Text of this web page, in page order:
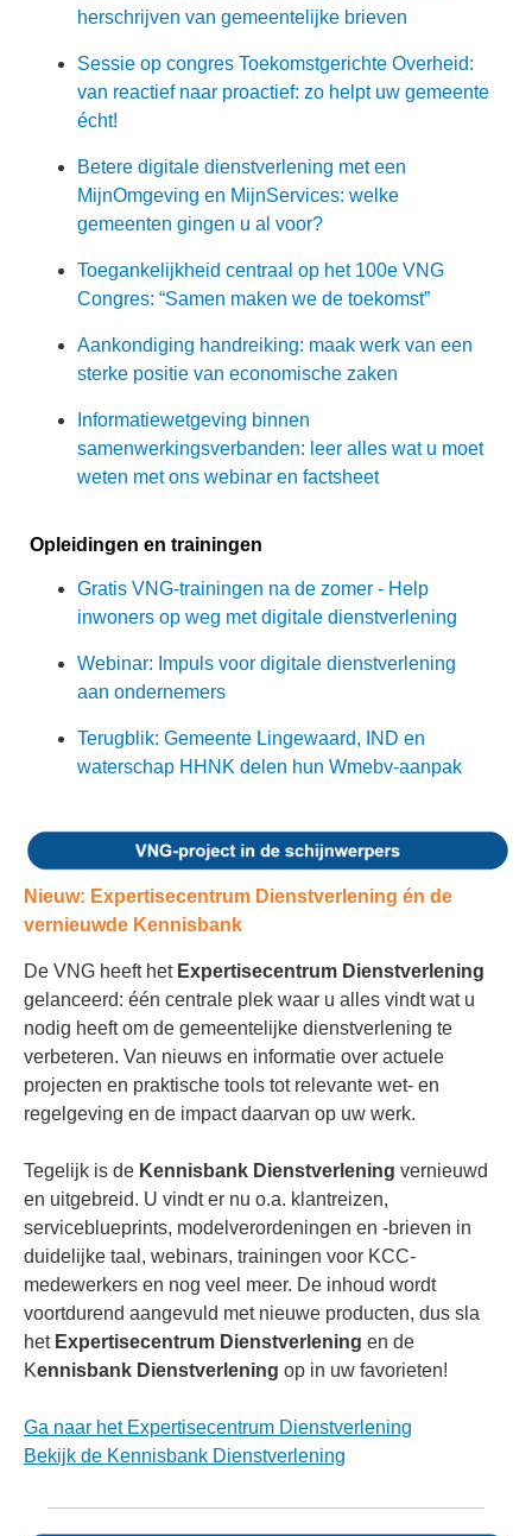
herschrijven van gemeentelijke brieven
Sessie op congres Toekomstgerichte Overheid:
van reactief naar proactief: zo helpt uw gemeente
écht!
Betere digitale dienstverlening met een
MijnOmgeving en MijnServices: welke
gemeenten gingen u al voor?
Toegankelijkheid centraal op het 100e VNG
Congres: “Samen maken we de toekomst”
Aankondiging handreiking: maak werk van een
sterke positie van economische zaken
Informatiewetgeving binnen
samenwerkingsverbanden: leer alles wat u moet
weten met ons webinar en factsheet
Opleidingen en trainingen
Gratis VNG-trainingen na de zomer - Help
inwoners op weg met digitale dienstverlening
Webinar: Impuls voor digitale dienstverlening
aan ondernemers
Terugblik: Gemeente Lingewaard, IND en
waterschap HHNK delen hun Wmebv-aanpak
Nieuw: Expertisecentrum Dienstverlening én de
vernieuwde Kennisbank
De VNG heeft het Expertisecentrum Dienstverlening
gelanceerd: één centrale plek waar u alles vindt wat u
nodig heeft om de gemeentelijke dienstverlening te
verbeteren. Van nieuws en informatie over actuele
projecten en praktische tools tot relevante wet- en
regelgeving en de impact daarvan op uw werk.
Tegelijk is de Kennisbank Dienstverlening vernieuwd
en uitgebreid. U vindt er nu o.a. klantreizen,
serviceblueprints, modelverordeningen en -brieven in
duidelijke taal, webinars, trainingen voor KCC-
medewerkers en nog veel meer. De inhoud wordt
voortdurend aangevuld met nieuwe producten, dus sla
het Expertisecentrum Dienstverlening en de
Kennisbank Dienstverlening op in uw favorieten!
Ga naar het Expertisecentrum Dienstverlening
Bekijk de Kennisbank Dienstverlening